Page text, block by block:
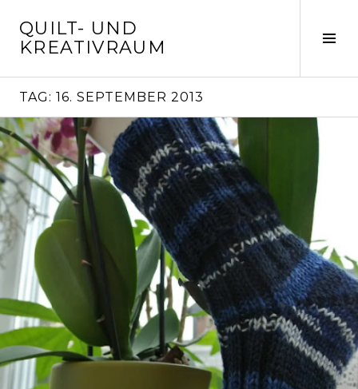
zum
Inhalt
QUILT- UND
KREATIVRAUM
TAG: 16. SEPTEMBER 2013